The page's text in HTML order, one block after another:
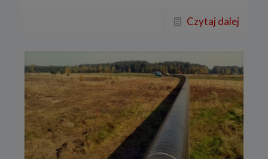
Czytaj dalej